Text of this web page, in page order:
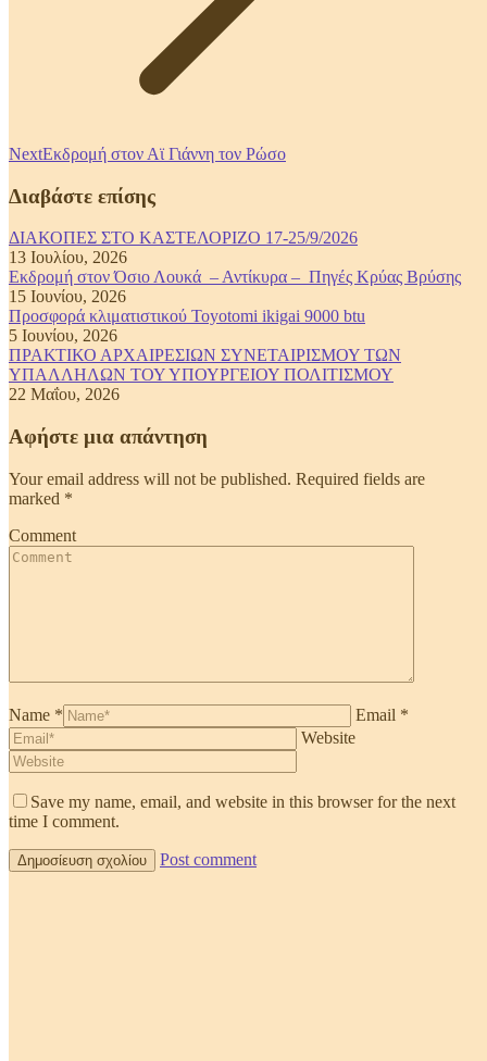
NextNext
Εκδρομή στον Αϊ Γιάννη τον Ρώσο
Διαβάστε επίσης
ΔΙΑΚΟΠΕΣ ΣΤΟ ΚΑΣΤΕΛΟΡΙΖΟ 17-25/9/2026
13 Ιουλίου, 2026
Εκδρομή στον Όσιο Λουκά – Αντίκυρα – Πηγές Κρύας Βρύσης
15 Ιουνίου, 2026
Προσφορά κλιματιστικού Toyotomi ikigai 9000 btu
5 Ιουνίου, 2026
ΠΡΑΚΤΙΚΟ ΑΡΧΑΙΡΕΣΙΩΝ ΣΥΝΕΤΑΙΡΙΣΜΟΥ ΤΩΝ
ΥΠΑΛΛΗΛΩΝ ΤΟΥ ΥΠΟΥΡΓΕΙΟΥ ΠΟΛΙΤΙΣΜΟΥ
22 Μαΐου, 2026
Αφήστε μια απάντηση
Your email address will not be published. Required fields are
marked *
Comment
Name *
Email *
Website
Save my name, email, and website in this browser for the next
time I comment.
Post comment